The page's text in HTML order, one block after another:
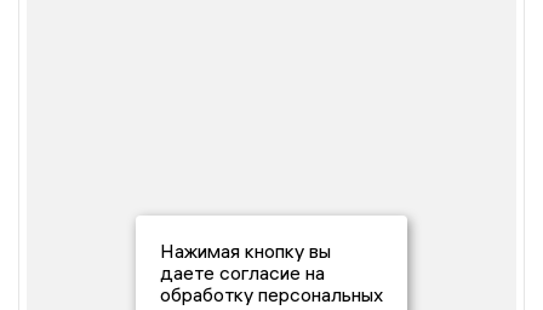
Нажимая кнопку вы
даете согласие на
обработку персональных